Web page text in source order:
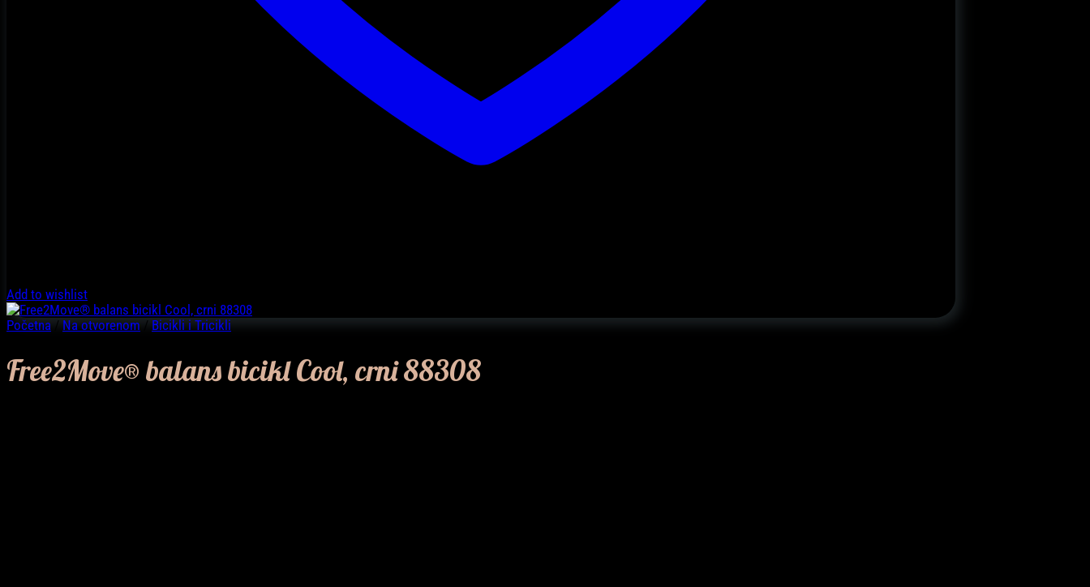
Add to wishlist
Početna / Na otvorenom / Bicikli i Tricikli
Free2Move® balans bicikl Cool, crni 88308